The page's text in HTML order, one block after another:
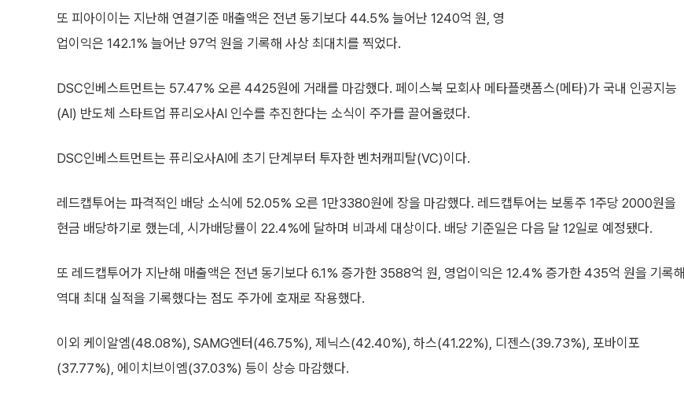
또 피아이이는 지난해 연결기준 매출액은 전년 동기보다 44.5% 늘어난 1240억 원, 영
업이익은 142.1% 늘어난 97억 원을 기록해 사상 최대치를 찍었다.
DSC인베스트먼트는 57.47% 오른 4425원에 거래를 마감했다. 페이스북 모회사 메타플랫폼스(메타)가 국내 인공지능
(AI) 반도체 스타트업 퓨리오사AI 인수를 추진한다는 소식이 주가를 끌어올렸다.
DSC인베스트먼트는 퓨리오사AI에 초기 단계부터 투자한 벤처캐피탈(VC)이다.
레드캡투어는 파격적인 배당 소식에 52.05% 오른 1만3380원에 장을 마감했다. 레드캡투어는 보통주 1주당 2000원을
현금 배당하기로 했는데, 시가배당률이 22.4%에 달하며 비과세 대상이다. 배당 기준일은 다음 달 12일로 예정됐다.
또 레드캡투어가 지난해 매출액은 전년 동기보다 6.1% 증가한 3588억 원, 영업이익은 12.4% 증가한 435억 원을 기록해
역대 최대 실적을 기록했다는 점도 주가에 호재로 작용했다.
이외 케이알엠(48.08%), SAMG엔터(46.75%), 제닉스(42.40%), 하스(41.22%), 디젠스(39.73%), 포바이포
(37.77%), 에이치브이엠(37.03%) 등이 상승 마감했다.